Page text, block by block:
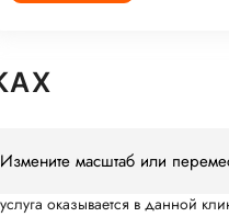
Измените масштаб или
оказывается в данной